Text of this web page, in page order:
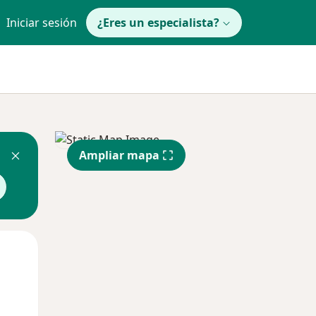
Iniciar sesión ¿Eres un especialista?
Ampliar mapa